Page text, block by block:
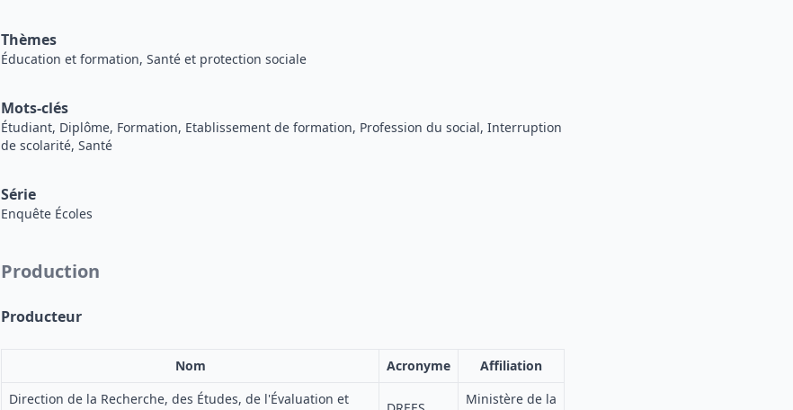
Thèmes
Éducation et formation, Santé et protection sociale
Mots-clés
Étudiant, Diplôme, Formation, Etablissement de formation, Profession du social, Interruption
de scolarité, Santé
Série
Enquête Écoles
Production
Producteur
Nom Acronyme
Affiliation
Direction de la Recherche, des Études, de l'Évaluation et
Ministère de la